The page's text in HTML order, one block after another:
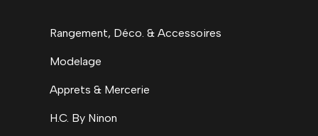
Rangement, Déco. & Accessoires
Modelage
Apprets & Mercerie
H.C. By Ninon